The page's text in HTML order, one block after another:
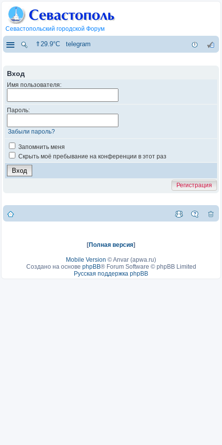
Севастопольский городской Форум
⇑29.9°C telegram
Вход
Имя пользователя:
Пароль:
Забыли пароль?
Запомнить меня
Скрыть моё пребывание на конференции в этот раз
Регистрация
[Полная версия]
Mobile Version ©Anvar (apwa.ru)
Создано на основе phpBB® Forum Software © phpBB Limited
Русская поддержка phpBB